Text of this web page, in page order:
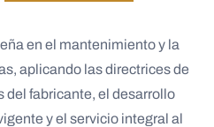
en el mantenimiento y la
aplicando las directrices de
del fabricante, el desarrollo
y el servicio integral al